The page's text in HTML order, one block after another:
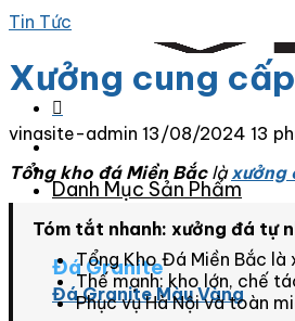
Danh Mục Sản Phẩm
Đá Granite
Đá Granite Màu Vàng
Tin Tức
Xưởng cung
vinasite-admin 13/08/2024 13
Tổng kho đá Miền Bắclàxưởng
Tóm tắt nhanh: xưởng đá tự
Tổng Kho Đá Miền Bắc là
Thế mạnh: kho lớn, chế
Phục vụ Hà Nội và toàn